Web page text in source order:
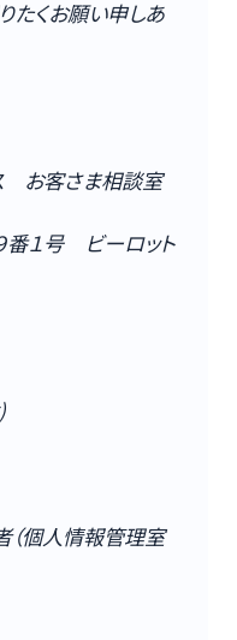
たくお願い申しあ
お客さま相談室
番１号 ビーロット
（個人情報管理室